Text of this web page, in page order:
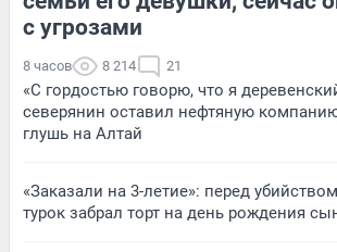
с угрозами
8 часов 8 214 21
«С гордостью говорю, что я
северянин оставил нефтяную
глушь на Алтай
«Заказали на 3-летие»: перед
турок забрал торт на день рождения